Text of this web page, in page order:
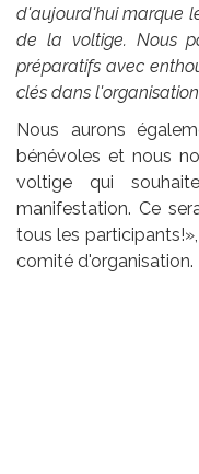
d'aujourd'hui marque
de la voltige. Nous
préparatifs avec
clés dans
Nous aurons
bénévoles et nous
voltige qui
manifestation. Ce
tous les
comité d'organisation.